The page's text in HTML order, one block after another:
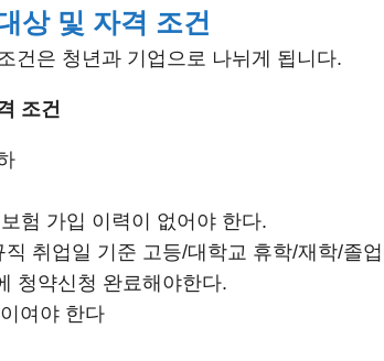
상 및 자격 조건
건은 청년과 기업으로 나뉘게 됩니다.
조건
험 가입 이력이 없어야 한다.
취업일 기준 고등/대학교 휴학/재학/졸
청약신청 완료해야한다.
여야 한다